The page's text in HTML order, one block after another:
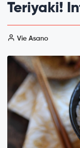
Teriyaki!
Vie Asano